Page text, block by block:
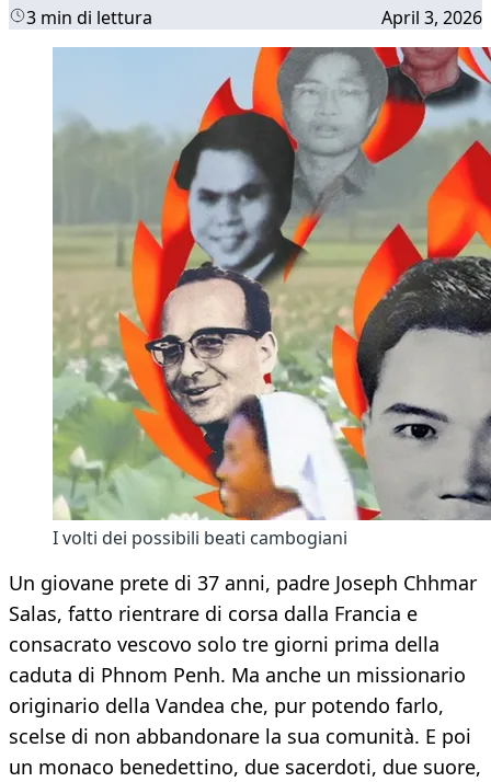
3 min di lettura April 3, 2026
I volti dei possibili beati cambogiani
Un giovane prete di 37 anni, padre Joseph Chhmar
Salas, fatto rientrare di corsa dalla Francia e
consacrato vescovo solo tre giorni prima della
caduta di Phnom Penh. Ma anche un missionario
originario della Vandea che, pur potendo farlo,
scelse di non abbandonare la sua comunità. E poi
un monaco benedettino, due sacerdoti, due suore,